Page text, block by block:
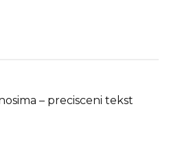
– precisceni tekst